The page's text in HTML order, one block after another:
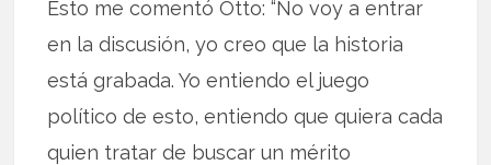
Esto me comentó Otto: “No voy a entrar
en la discusión, yo creo que la historia
está grabada. Yo entiendo el juego
político de esto, entiendo que quiera cada
quien tratar de buscar un mérito